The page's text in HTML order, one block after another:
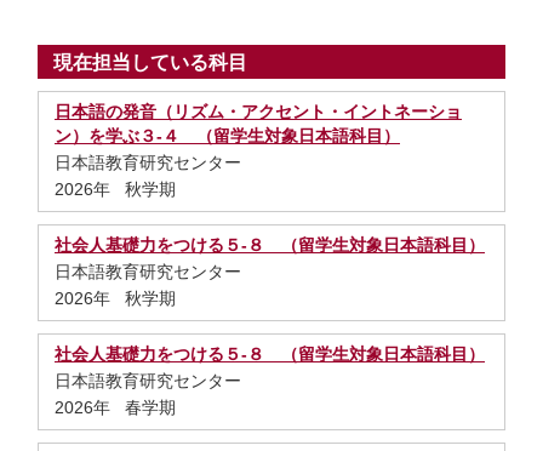
現在担当している科目
日本語の発音（リズム・アクセント・イントネーショ
ン）を学ぶ３-４ （留学生対象日本語科目）
日本語教育研究センター
2026年 秋学期
社会人基礎力をつける５-８ （留学生対象日本語科目）
日本語教育研究センター
2026年 秋学期
社会人基礎力をつける５-８ （留学生対象日本語科目）
日本語教育研究センター
2026年 春学期